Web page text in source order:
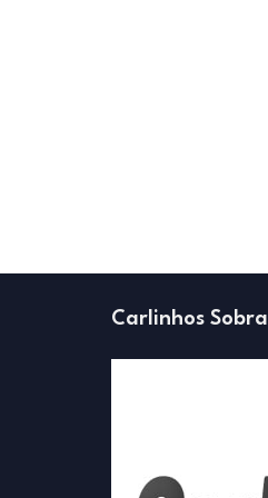
Carlinhos Sobral